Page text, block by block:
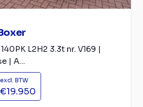
L2H2 3.3t nr. V169 |
| A...
excl. BTW
€19.950